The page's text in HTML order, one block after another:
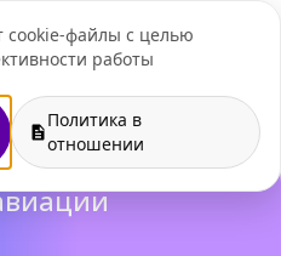
cookie-файлы с целью
работы
Политика в
отношении
+7 (495) 109-07-